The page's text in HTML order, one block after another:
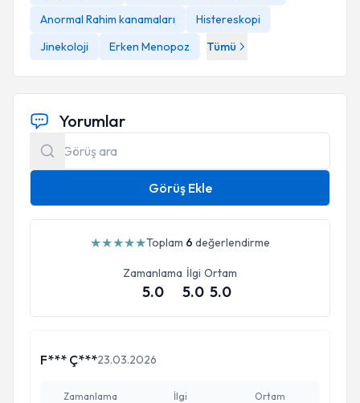
Anormal Rahim kanamaları
Histereskopi
Jinekoloji
Erken Menopoz Tümü
Yorumlar
Görüş Ekle
★★★★★Toplam 6 değerlendirme
Zamanlama
5.0
İlgi
5.0
Ortam
5.0
F*** Ç***23.03.2026
Zamanlama İlgi Ortam